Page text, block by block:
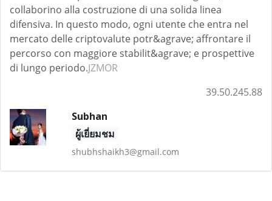
collaborino alla costruzione di una solida linea
difensiva. In questo modo, ogni utente che entra nel
mercato delle criptovalute potr&agrave; affrontare il
percorso con maggiore stabilit&agrave; e prospettive
di lungo periodo.JZMOR
39.50.245.88
Subhan
ผู้เยี่ยมชม
shubhshaikh3@gmail.com